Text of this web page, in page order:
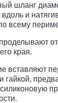
шланг
и
всему
края.
вставляют
гайкой,